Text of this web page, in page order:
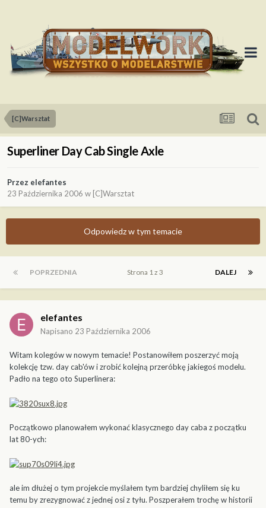
[C]Warsztat
Superliner Day Cab Single Axle
Przez elefantes
23 Października 2006 w [C]Warsztat
Odpowiedz w tym temacie
POPRZEDNIA DALEJ
Strona 1 z 3
elefantes
Napisano 23 Października 2006
Witam kolegów w nowym temacie! Postanowiłem poszerzyć moją
kolekcję tzw. day cab'ów i zrobić kolejną przeróbkę jakiegoś modelu.
Padło na tego oto Superlinera:
Początkowo planowałem wykonać klasycznego day caba z początku
lat 80-ych:
ale im dłużej o tym projekcie myślałem tym bardziej chyliłem się ku
temu by zrezygnować z jednej osi z tyłu. Poszperałem trochę w historii